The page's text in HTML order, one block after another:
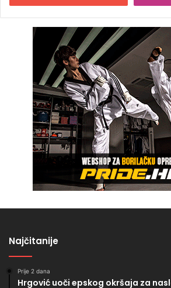
Najčitanije
Prije 2 dana
Hrgović uoči epskog okršaja za